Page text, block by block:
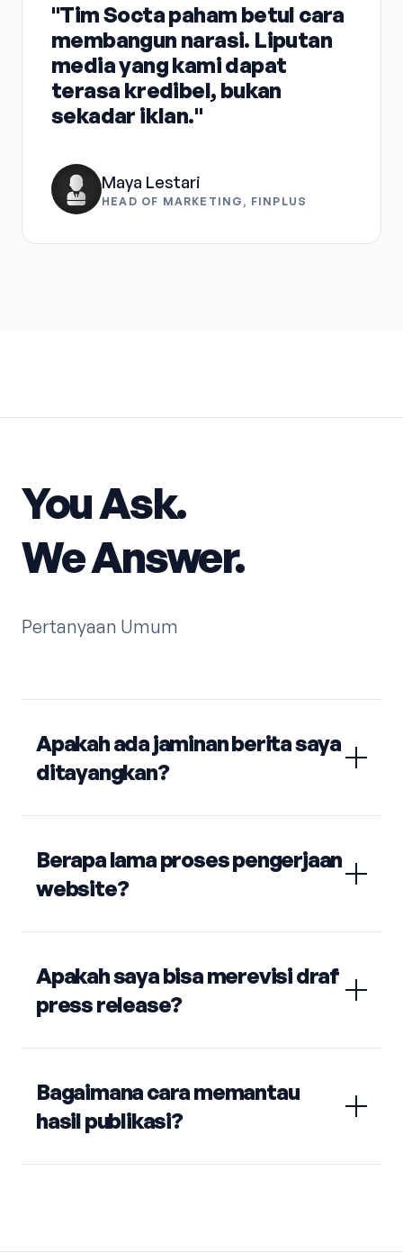
"Tim Socta paham betul cara
membangun narasi. Liputan
media yang kami dapat
terasa kredibel, bukan
sekadar iklan."
Maya Lestari
HEAD OF MARKETING, FINPLUS
You Ask.
We Answer.
Pertanyaan Umum
Apakah ada jaminan berita saya
ditayangkan?
Berapa lama proses pengerjaan
website?
Apakah saya bisa merevisi draf
press release?
Bagaimana cara memantau
hasil publikasi?